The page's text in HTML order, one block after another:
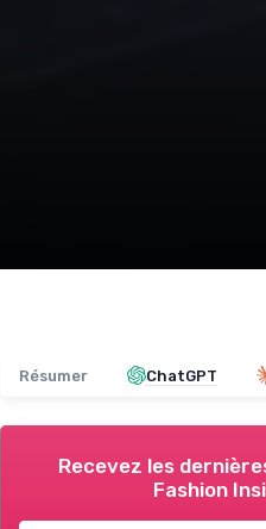
Résumer ChatGPT
Recevez les
Fashion